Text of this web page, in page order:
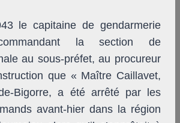
le capitaine de gendarmerie
la section de
au sous-préfet, au procureur
que « Maître Caillavet,
Bigorre, a été arrêté par les
avant-hier dans la région